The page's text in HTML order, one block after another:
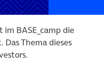
BASE_camp die
Thema dieses